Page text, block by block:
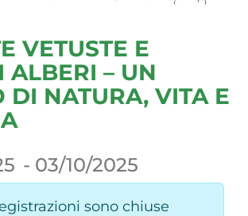
VETUSTE E
ALBERI – UN
DI NATURA, VITA E
- 03/10/2025
sono chiuse